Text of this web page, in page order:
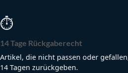
⏱
14 Tage Rückgaberecht
Artikel, die nicht passen oder
14 Tagen zurückgeben.